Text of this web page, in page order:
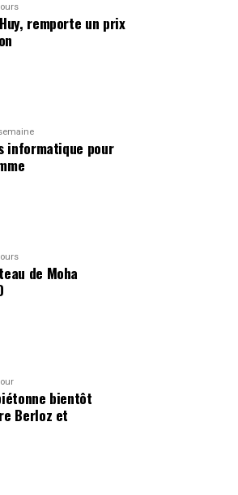
remporte un prix
informatique pour
de Moha
bientôt
Berloz et